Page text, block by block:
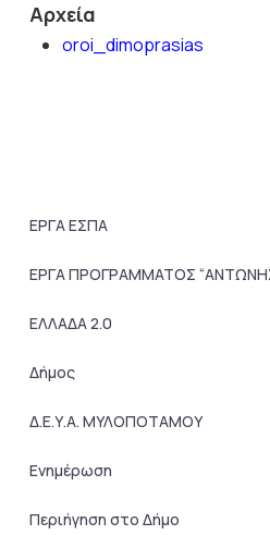
Αρχεία
oroi_dimoprasias
ΕΡΓΑ ΕΣΠΑ
ΕΡΓΑ ΠΡΟΓΡΑΜΜΑΤΟΣ
ΕΛΛΑΔΑ 2.0
Δήμος
Δ.Ε.Υ.Α. ΜΥΛΟΠΟΤΑΜΟΥ
Ενημέρωση
Περιήγηση στο Δήμο